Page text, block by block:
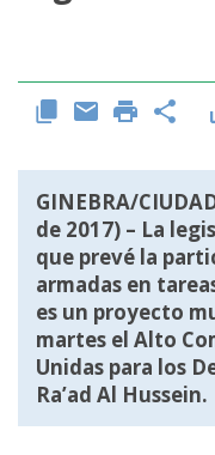
GINEBRA/
de 2017) – La
que prevé la
armadas en
es un proyecto
martes el Alto
Unidas para los
Ra’ad Al Hussein.